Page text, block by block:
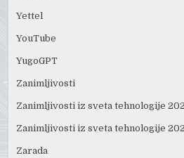
Yettel
YouTube
YugoGPT
Zanimljivosti
Zanimljivosti iz sveta tehnologije
Zanimljivosti iz sveta tehnologije
Zarada